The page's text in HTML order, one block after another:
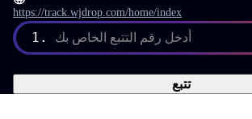
https://track.wjdrop.com/home/index
1. أدخل رقم التتبع الخاص بك
تتبع